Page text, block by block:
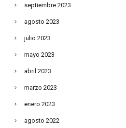
septiembre 2023
agosto 2023
julio 2023
mayo 2023
abril 2023
marzo 2023
enero 2023
agosto 2022